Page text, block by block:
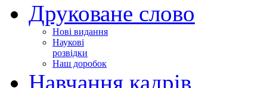
Друковане слово
Нові видання
Наукові
розвідки
Наш доробок
Навчання кадрів